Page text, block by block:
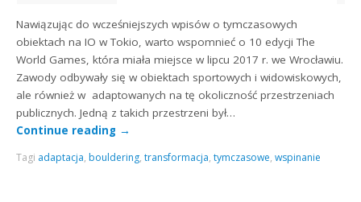
Nawiązując do wcześniejszych wpisów o tymczasowych
obiektach na IO w Tokio, warto wspomnieć o 10 edycji The
World Games, która miała miejsce w lipcu 2017 r. we Wrocławiu.
Zawody odbywały się w obiektach sportowych i widowiskowych,
ale również w adaptowanych na tę okoliczność przestrzeniach
publicznych. Jedną z takich przestrzeni był…
Continue reading →
Tagi adaptacja, bouldering,transformacja,tymczasowe,wspinanie